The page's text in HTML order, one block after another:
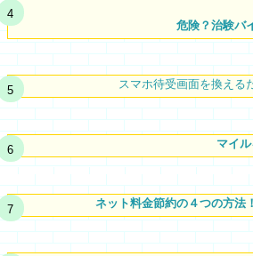
危険？治験バ
スマホ待受画面を換える
マイ
ネット料金節約の４つの方法